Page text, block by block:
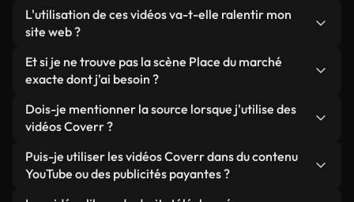
Les deux. Il s'agit d'une bibliothèque hybride
composée de véritables images filmées par des
vidéos générées par IA. Chaque vidéo est
clairement identifiée afin que vous sachiez
toujours ce que vous utilisez.
L'utilisation de ces vidéos va-t-elle ralentir mon
site web ?
Sauf si vous choisissez nos versions optimisées.
Nous proposons des formats légers, prêts pour le
ils conservent une qualité élevée tout en
minimisant les temps de chargement et en
améliorant des indicateurs comme le LCP.
Et si je ne trouve pas la scène Place du marché
exacte dont j'ai besoin ?
Vous pouvez en créer une instantanément avec
Coverr AI Studio. Il vous suffit de décrire la scène,
soleil », et le Studio générera en quelques
secondes une vidéo personnalisée conforme à nos
normes de licence.
Dois-je mentionner la source lorsque j'utilise des
vidéos Coverr ?
Aucune attribution n'est requise. Toutes les vidéos
de notre bibliothèque sont libres de droits et
Puis-je utiliser les vidéos Coverr dans du contenu
YouTube ou des publicités payantes ?
Oui. Toutes les séquences vidéo de Coverr peuvent